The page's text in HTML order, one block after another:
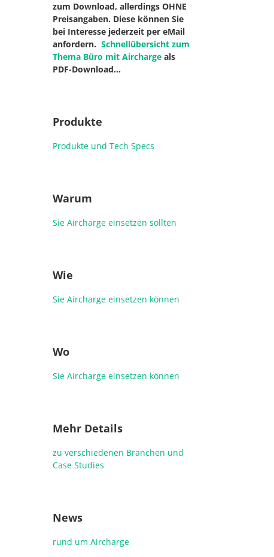
zum Download, allerdings OHNE
Preisangaben. Diese können Sie
bei Interesse jederzeit per eMail
anfordern.Schnellübersicht zum
Thema Büro mit Aircharge als
PDF-Download…
Produkte
Produkte und Tech Specs
Warum
Sie Aircharge einsetzen sollten
Wie
Sie Aircharge einsetzen können
Wo
Sie Aircharge einsetzen können
Mehr Details
zu verschiedenen Branchen und
Case Studies
News
rund um Aircharge